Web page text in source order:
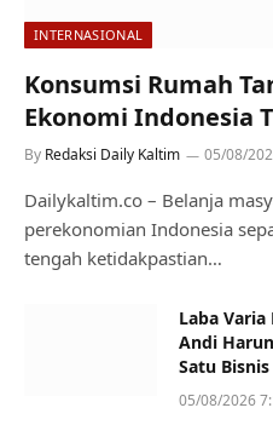
INTERNASIONAL
Konsumsi Rumah
Ekonomi Indonesia
By Redaksi Daily Kaltim 05/08/
Dailykaltim.co – Belanja
perekonomian Indonesia
tengah ketidakpastian…
Laba Varia
Andi
Satu Bisnis
05/08/2026